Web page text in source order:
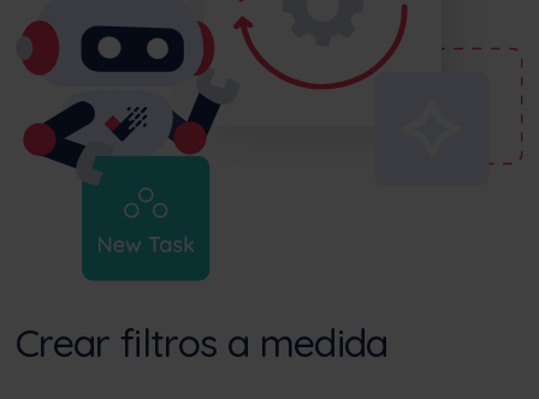
Crear filtros a medida